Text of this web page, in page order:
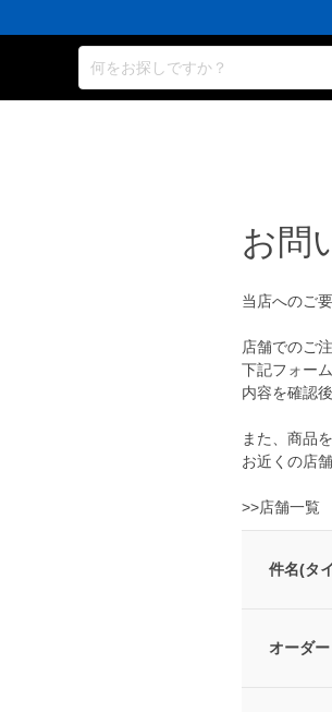
何をお探しですか？
お問
当店へのご
店舗でのご
下記フォー
内容を確認
また、商品
お近くの店
>>店舗一覧
件名(タ
オーダー